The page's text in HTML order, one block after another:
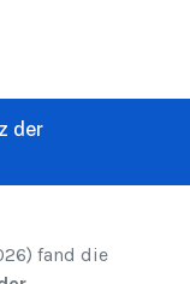
der
fand die